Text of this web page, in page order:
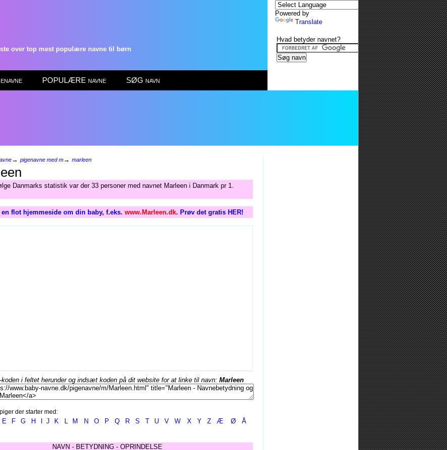
over top mest populære navne til børn
POPULÆRE navne SØG navn
→ pigenavne med m→ marleen
Danmarks statistik var der 33 personer med navnet Marleen i Danmark pr 1.
en flot hjemmeside om din baby, f.eks. www.Marleen.dk. Prøv det gratis HER!
koden i feltet herunder og indsæt koden på dit website for at linke til navn: Marleen
der starter med:
E F G H J K L M N O P Q R S T U V W X Y Z Æ Ø Å
NAVN - BETYDNING - OPRINDELSE
Powered by
Translate
Hvad betyder navnet?